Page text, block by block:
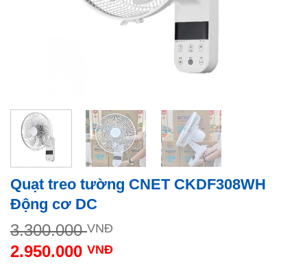
Quạt treo tường CNET CKDF308WH
Động cơ DC
3.300.000VNĐ
2.950.000 VNĐ